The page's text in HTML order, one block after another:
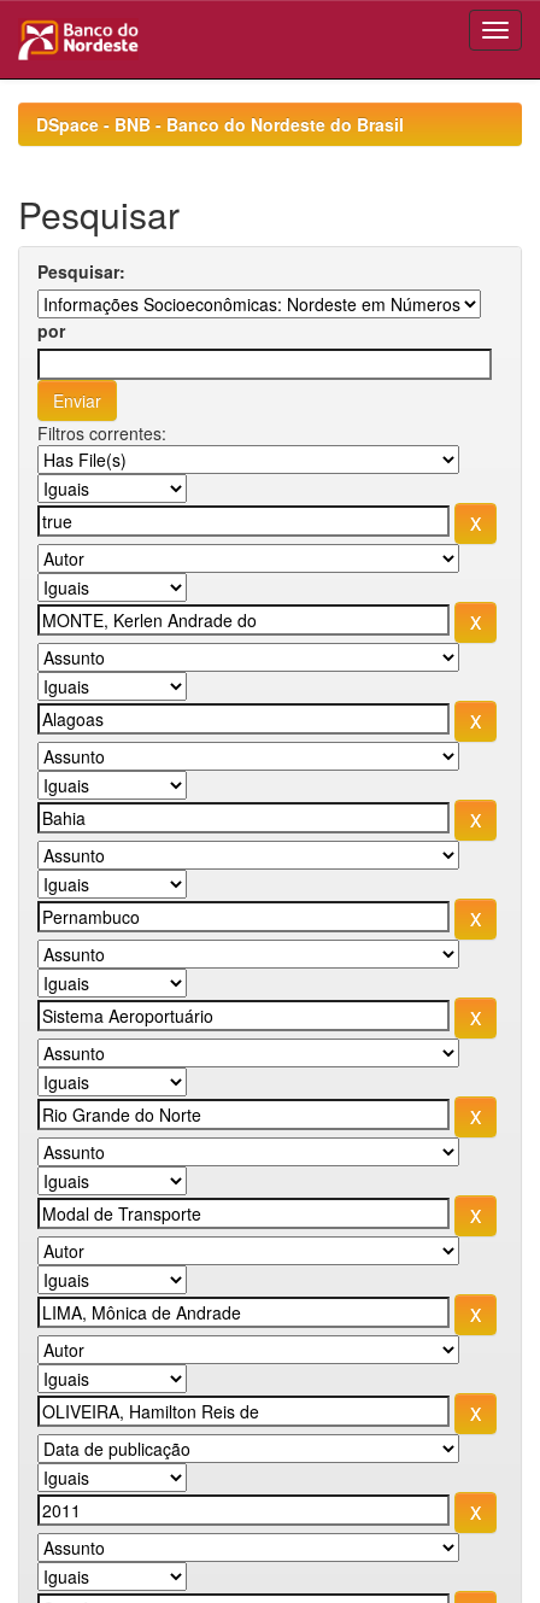
navigationDSpace - BNB - Banco do Nordeste do Brasil
Pesquisar
Pesquisar:
por
Filtros correntes: